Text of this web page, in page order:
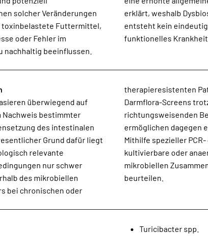
solcher Veränderungen
toxinbelastete Futtermittel,
oder Fehler im
nachhaltig beeinflussen.
wurden. Häufig
ein multifaktorielles
funktionelles
überwiegend auf
Nachweis bestimmter
des intestinalen
Grund dafür liegt
relevante
nur schwer
des mikrobiellen
bei chronischen oder
therapieresistenten
Symptomatik ohne
Verfahren
des Darmmikrobioms.
können auch schwer
Veränderungen der
differenzierter
beurteilen.
Turicibacter spp.